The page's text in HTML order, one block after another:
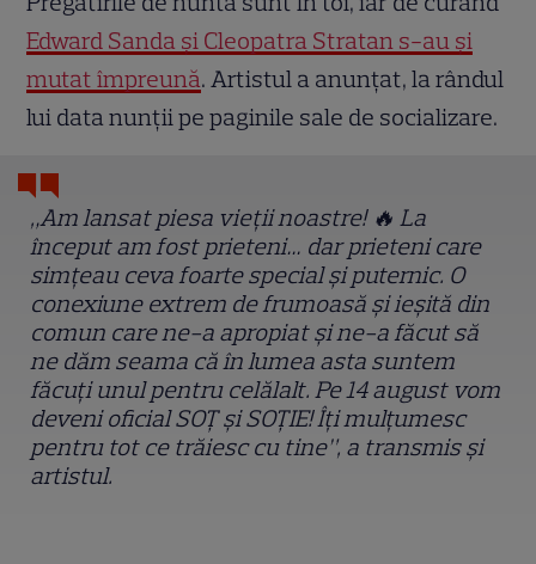
Edward Sanda și Cleopatra Stratan s-au și
mutat împreună. Artistul a anunțat, la rândul
lui data nunții pe paginile sale de socializare.
„Am lansat piesa vieții noastre! 🔥 La
început am fost prieteni… dar prieteni care
simțeau ceva foarte special și puternic. O
conexiune extrem de frumoasă și ieșită din
comun care ne-a apropiat și ne-a făcut să
ne dăm seama că în lumea asta suntem
făcuți unul pentru celălalt. Pe 14 august vom
deveni oficial SOȚ și SOȚIE! Îți mulțumesc
pentru tot ce trăiesc cu tine”, a transmis și
artistul.